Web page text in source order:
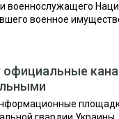
военнослужащего
военное